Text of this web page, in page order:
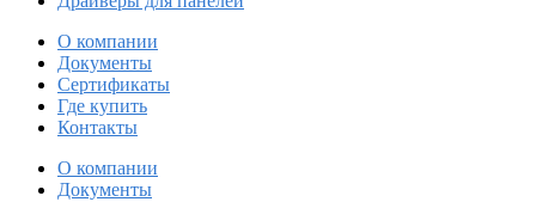
О компании
Документы
Сертификаты
Где купить
Контакты
О компании
Документы